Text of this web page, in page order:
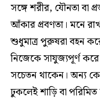
সঙ্গে শরীর, যৌনতা বা
আঁকার প্রবণতা। মনে
শুধুমাত্র পুরুষরা বহন
নিজেকে সাযুজ্যপূর্ণ
সচেতন থাকেন। অন্য
ঢুকলেই শাড়ি বা